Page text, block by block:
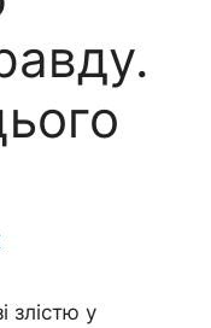
злістю y